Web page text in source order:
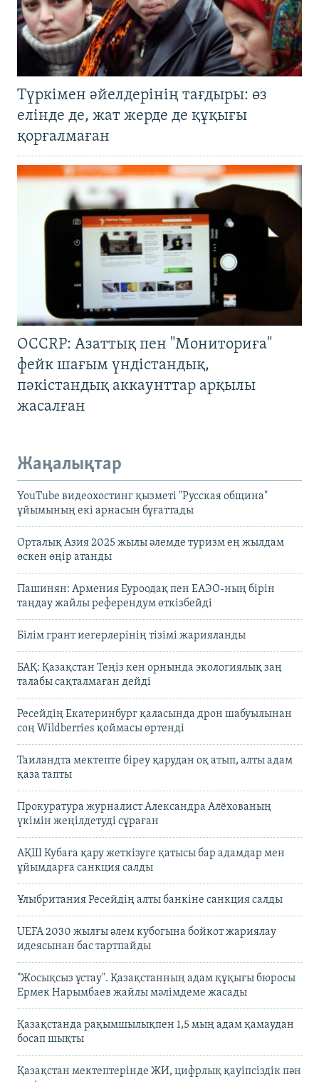
Түркімен әйелдерінің тағдыры: өз
елінде де, жат жерде де құқығы
қорғалмаған
OCCRP: Азаттық пен "Мониториға"
фейк шағым үндістандық,
пәкістандық аккаунттар арқылы
жасалған
Жаңалықтар
YouTube видеохостинг қызметі "Русская община"
ұйымының екі арнасын бұғаттады
Орталық Азия 2025 жылы әлемде туризм ең жылдам
өскен өңір атанды
Пашинян: Армения Еуроодақ пен ЕАЭО-ның бірін
таңдау жайлы референдум өткізбейді
Білім грант иегерлерінің тізімі жарияланды
БАҚ: Қазақстан Теңіз кен орнында экологиялық заң
талабы сақталмаған дейді
Ресейдің Екатеринбург қаласында дрон шабуылынан
соң Wildberries қоймасы өртенді
Таиландта мектепте біреу қарудан оқ атып, алты адам
қаза тапты
Прокуратура журналист Александра Алёхованың
үкімін жеңілдетуді сұраған
АҚШ Кубаға қару жеткізуге қатысы бар адамдар мен
ұйымдарға санкция салды
Ұлыбритания Ресейдің алты банкіне санкция салды
UEFA 2030 жылғы әлем кубогына бойкот жариялау
идеясынан бас тартпайды
"Жосықсыз ұстау". Қазақстанның адам құқығы бюросы
Ермек Нарымбаев жайлы мәлімдеме жасады
Қазақстанда рақымшылықпен 1,5 мың адам қамаудан
босап шықты
Қазақстан мектептерінде ЖИ, цифрлық қауіпсіздік пән